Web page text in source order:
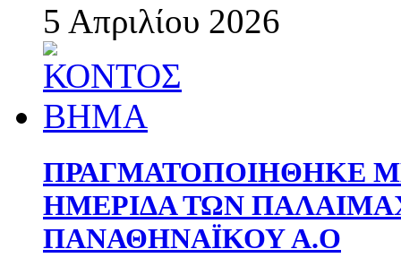
5 Απριλίου 2026
ΠΡΑΓΜΑΤΟΠΟΙΗΘΗΚΕ
ΗΜΕΡΙΔΑ ΤΩΝ
ΠΑΝΑΘΗΝΑΪΚΟΥ Α.Ο